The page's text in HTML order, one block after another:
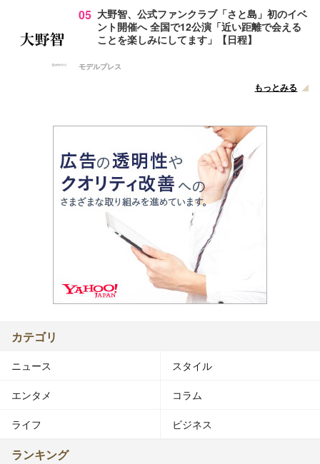
05 大野智、公式ファンクラブ「さと島」初のイベ
ント開催へ 全国で12公演「近い距離で会える
ことを楽しみにしてます」【日程】
モデルプレス
もっとみる
カテゴリ
ニュース スタイル
エンタメ コラム
ライフ ビジネス
ランキング